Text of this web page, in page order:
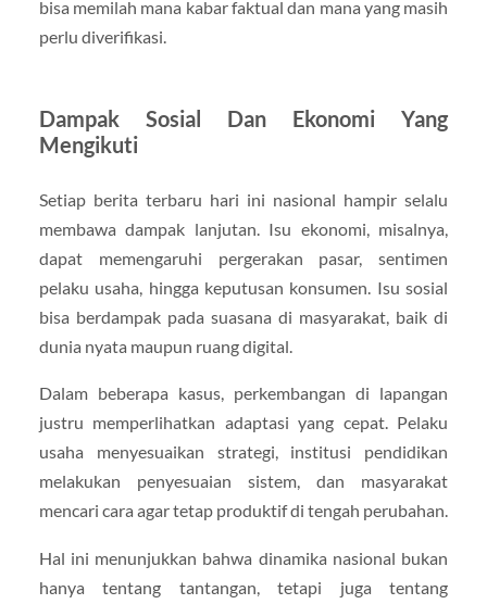
bisa memilah mana kabar faktual dan mana yang masih
perlu diverifikasi.
Dampak Sosial Dan Ekonomi Yang
Mengikuti
Setiap berita terbaru hari ini nasional hampir selalu
membawa dampak lanjutan. Isu ekonomi, misalnya,
dapat memengaruhi pergerakan pasar, sentimen
pelaku usaha, hingga keputusan konsumen. Isu sosial
bisa berdampak pada suasana di masyarakat, baik di
dunia nyata maupun ruang digital.
Dalam beberapa kasus, perkembangan di lapangan
justru memperlihatkan adaptasi yang cepat. Pelaku
usaha menyesuaikan strategi, institusi pendidikan
melakukan penyesuaian sistem, dan masyarakat
mencari cara agar tetap produktif di tengah perubahan.
Hal ini menunjukkan bahwa dinamika nasional bukan
hanya tentang tantangan, tetapi juga tentang